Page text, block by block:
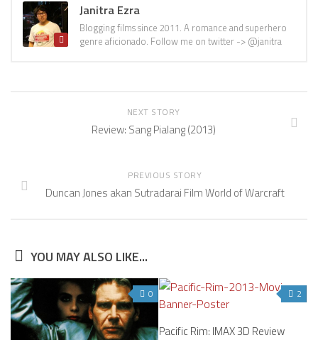
Janitra Ezra
Blogging films since 2011. A romance and superhero
genre aficionado. Follow me on twitter -> @janitra
NEXT STORY
Review: Sang Pialang (2013)
PREVIOUS STORY
Duncan Jones akan Sutradarai Film World of Warcraft
YOU MAY ALSO LIKE...
0 2
Pacific Rim: IMAX 3D Review